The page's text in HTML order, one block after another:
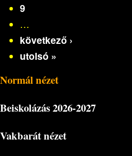
9
…
következő ›
utolsó »
Normál nézet
Beiskolázás2026-2027
Vakbarát nézet